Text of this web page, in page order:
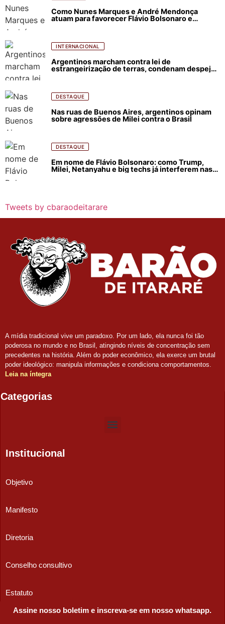
Como Nunes Marques e André Mendonça
atuam para favorecer Flávio Bolsonaro e
INTERNACIONAL
Argentinos marcham contra lei de
estrangeirização de terras, condenam despejos
DESTAQUE
Nas ruas de Buenos Aires, argentinos opinam
sobre agressões de Milei contra o Brasil
DESTAQUE
Em nome de Flávio Bolsonaro: como Trump,
Milei, Netanyahu e big techs já interferem nas
Tweets by cbaraodeitarare
A mídia tradicional vive um paradoxo. Por um lado, ela nunca foi tão
poderosa no mundo e no Brasil, atingindo níveis de concentração sem
precedentes na história. Além do poder econômico, ela exerce um brutal
poder ideológico: manipula informações e condiciona comportamentos.
Leia na íntegra
Categorias
Institucional
Objetivo
Manifesto
Diretoria
Conselho consultivo
Estatuto
Assine nosso boletim e inscreva-se em nosso whatsapp.